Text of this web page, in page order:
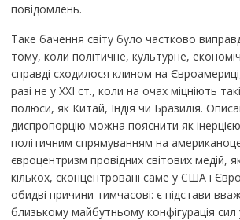
повідомлень.
Таке бачення світу було частково
тому, коли політичне, культурне,
справді сходилося клином на
разі не у XXI ст., коли на очах міцніють
полюси, як Китай, Індія чи Бразилія.
диспропорцію можна пояснити як
політичним спрямуванням на
євроцентризм провідних світових медій,
кількох, сконцентровані саме у США і
обидві причини тимчасові: є підстави
близькому майбутньому конфігурація сил